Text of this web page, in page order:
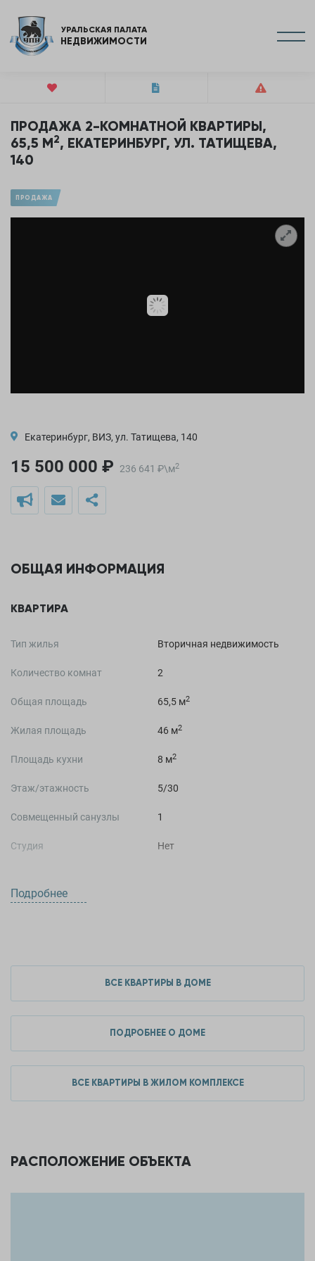
УРАЛЬСКАЯ ПАЛАТА
НЕДВИЖИМОСТИ
ПРОДАЖА 2-КОМНАТНОЙ КВАРТИРЫ,
65,5 М2, ЕКАТЕРИНБУРГ, УЛ. ТАТИЩЕВА,
140
ПРОДАЖА
Екатеринбург, ВИЗ, ул. Татищева, 140
15 500 000 ₽ 236 641 ₽\м2
ОБЩАЯ ИНФОРМАЦИЯ
КВАРТИРА
Тип жилья Вторичная недвижимость
Количество комнат 2
Общая площадь 65,5 м2
Жилая площадь 46 м2
Площадь кухни 8 м2
Этаж/этажность 5/30
Совмещенный санузлы 1
Студия Нет
Тип дома Спец планировка
Количество подъездов 1
Материал стен Газозолобетон
Подробнее
ВСЕ КВАРТИРЫ В ДОМЕ
ПОДРОБНЕЕ О ДОМЕ
ВСЕ КВАРТИРЫ В ЖИЛОМ КОМПЛЕКСЕ
РАСПОЛОЖЕНИЕ ОБЪЕКТА